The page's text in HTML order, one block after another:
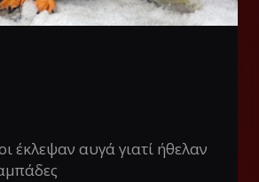
έκλεψαν αυγά γιατί ήθελαν